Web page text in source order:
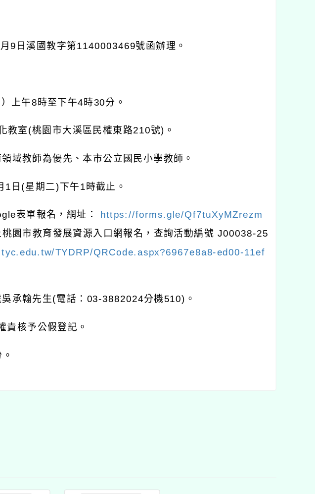
月 9 日溪國教字第1140003469號函辦理。
上午8時至下午4時30分。
教室(桃園市大溪區民權東路210號) 。
域教師為優先、本市公立國民小學教師。
1 日 (星期二)下午1時截止。
表單報名，網址：
https://forms.gle/Qf7tuXyMZrezm
園市教育發展資源入口網報名，查詢活動編號 J00038-25
TYDRP/QRCode.aspx?6967e8a8-ed00-11ef
承翰先生(電話： 03-3882024分機510) 。
責核予公假登記。